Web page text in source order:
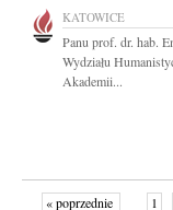
KATOWICE
Panu prof. dr. hab.
Wydziału
Akademii...
« poprzednie 1